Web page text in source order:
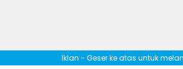
Iklan - Geser ke atas untuk